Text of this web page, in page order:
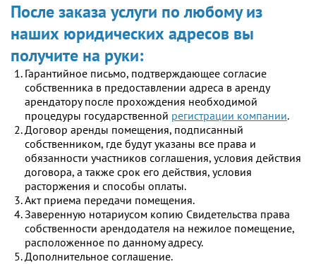
После заказа услуги по любому из
наших юридических адресов вы
получите на руки:
Гарантийное письмо, подтверждающее согласие
собственника в предоставлении адреса в аренду
арендатору после прохождения необходимой
процедуры государственной регистрации компании.
Договор аренды помещения, подписанный
собственником, где будут указаны все права и
обязанности участников соглашения, условия действия
договора, а также срок его действия, условия
расторжения и способы оплаты.
Акт приема передачи помещения.
Заверенную нотариусом копию Свидетельства права
собственности арендодателя на нежилое помещение,
расположенное по данному адресу.
Дополнительное соглашение.